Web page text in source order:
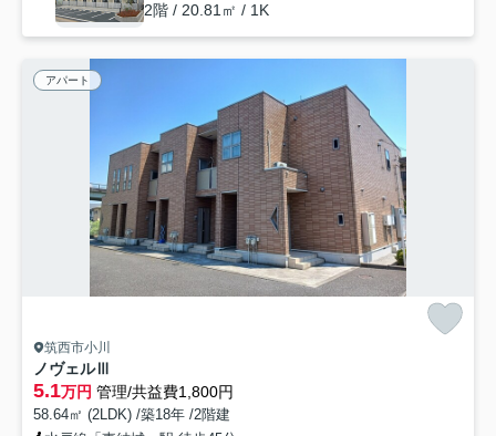
2階 / 20.81㎡ / 1K
アパート
筑西市小川
ノヴェルⅢ
5.1万円 管理/共益費1,800円
58.64㎡ (2LDK) /築18年 /2階建